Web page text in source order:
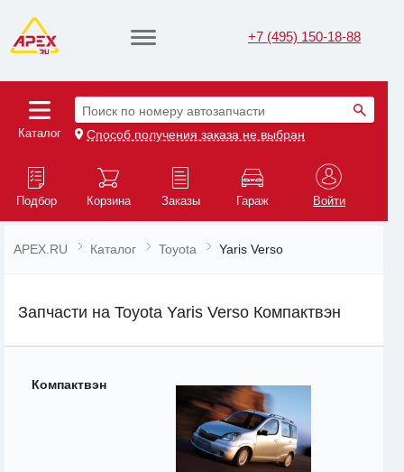
+7 (495) 150-18-88
Каталог
Поиск по номеру автозапчасти
Способ получения заказа не выбран
Подбор Корзина Заказы Гараж Войти
APEX.RU Каталог Toyota Yaris Verso
Запчасти на Toyota Yaris Verso Компактвэн
Компактвэн